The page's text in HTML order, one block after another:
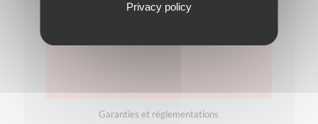
Garanties et réglementations
Privacy policy